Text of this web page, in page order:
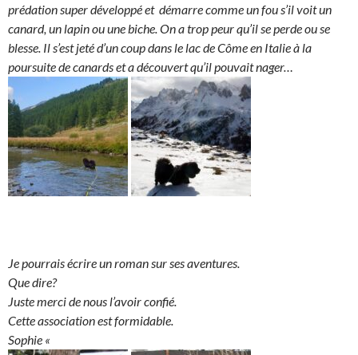
prédation super développé et démarre comme un fou s’il voit un
canard, un lapin ou une biche. On a trop peur qu’il se perde ou se
blesse. Il s’est jeté d’un coup dans le lac de Côme en Italie à la
poursuite de canards et a découvert qu’il pouvait nager…
Je pourrais écrire un roman sur ses aventures.
Que dire?
Juste merci de nous l’avoir confié.
Cette association est formidable.
Sophie «